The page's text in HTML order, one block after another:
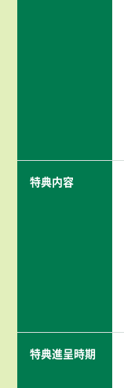
特典内容
特典進呈時期